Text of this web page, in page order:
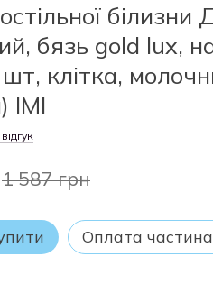
бязь gold lux,
клітка,
IMI
1 587 грн
Оплата